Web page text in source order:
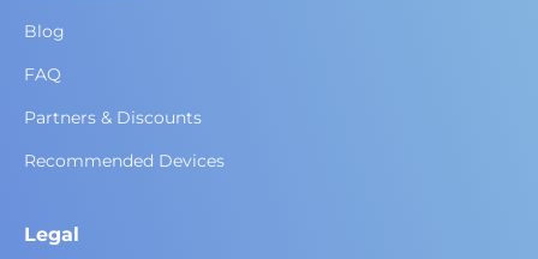
Blog
FAQ
Partners & Discounts
Recommended Devices
Legal